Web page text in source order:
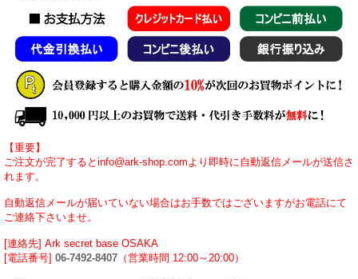
【重要】
ご注文が完了するとinfo@ark-shop.comより即時に自動返信メールが送信さ
れます。
自動返信メールが届いていない場合はお手数ではございますがお電話にて
ご連絡下さいませ。
[連絡先] Ark secret base OSAKA
[電話番号] 06-7492-8407 （営業時間 12:00～20:00）